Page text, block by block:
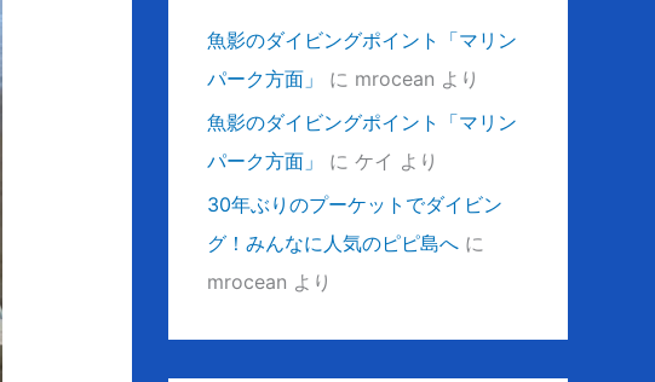
魚影のダイビングポイント「マリン
パーク方面」
に mrocean より
魚影のダイビングポイント「マリン
パーク方面」
に ケイ より
30年ぶりのプーケットでダイビン
グ！みんなに人気のピピ島へ に
mrocean より